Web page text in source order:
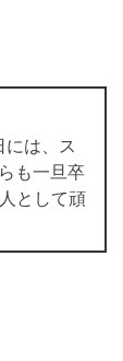
は、ス
も一旦卒
として頑